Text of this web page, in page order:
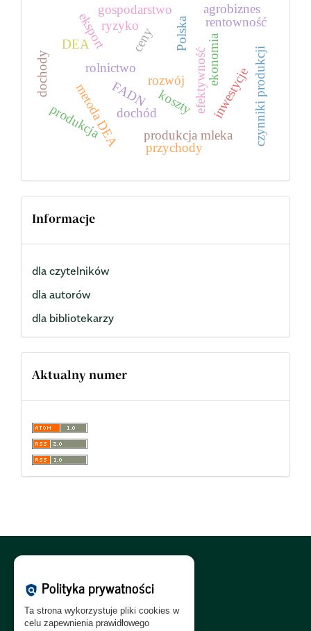
rolnictwo efektywność
produkcja mleka
Polska
inwestycje
metoda DEA
ekonomia
ceny
FADN koszty
dochód
produkcja
przychody
gospodarstwo
eksport
dochody rozwój
rentowność
czynniki produkcji
agrobiznes
ryzyko
DEA
Informacje
dla czytelników
dla autorów
dla bibliotekarzy
Aktualny numer
Polityka Prywatności:PL
Polityka RODO:PL|EN
policy Polityka prywatności
Ta strona wykorzystuje pliki cookies w
celu zapewnienia prawidłowego